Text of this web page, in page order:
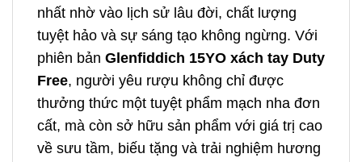
nhất nhờ vào lịch sử lâu đời, chất lượng
tuyệt hảo và sự sáng tạo không ngừng. Với
phiên bản Glenfiddich 15YO xách tay Duty
Free, người yêu rượu không chỉ được
thưởng thức một tuyệt phẩm mạch nha đơn
cất, mà còn sở hữu sản phẩm với giá trị cao
về sưu tầm, biếu tặng và trải nghiệm hương